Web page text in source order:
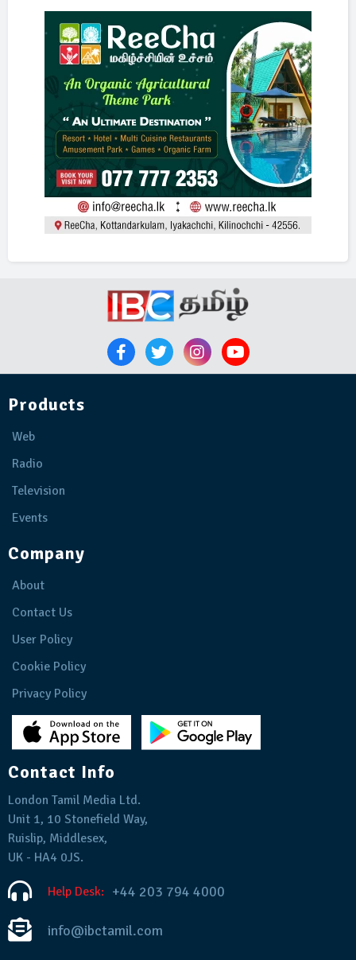
Products
Web
Radio
Television
Events
Company
About
Contact Us
User Policy
Cookie Policy
Privacy Policy
Contact Info
London Tamil Media Ltd.
Unit 1, 10 Stonefield Way,
Ruislip, Middlesex,
UK - HA4 0JS.
Help Desk: +44 203 794 4000
info@ibctamil.com